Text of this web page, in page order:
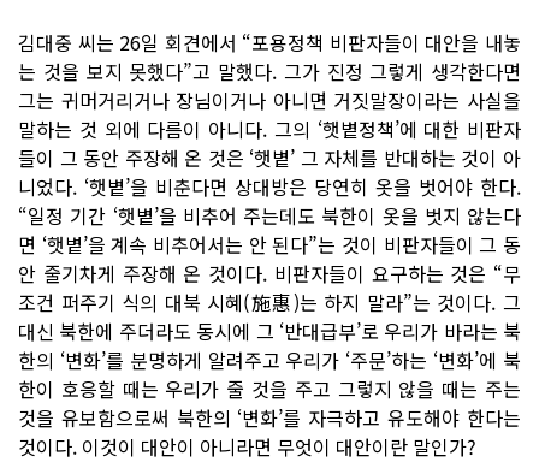
김대중 씨는 26일 회견에서 “포용정책 비판자들이 대안을 내놓
는 것을 보지 못했다”고 말했다. 그가 진정 그렇게 생각한다면
그는 귀머거리거나 장님이거나 아니면 거짓말장이라는 사실을
말하는 것 외에 다름이 아니다. 그의 ‘햇볕정책’에 대한 비판자
들이 그 동안 주장해 온 것은 ‘햇볕’ 그 자체를 반대하는 것이 아
니었다. ‘햇볕’을 비춘다면 상대방은 당연히 옷을 벗어야 한다.
“일정 기간 ‘햇볕’을 비추어 주는데도 북한이 옷을 벗지 않는다
면 ‘햇볕’을 계속 비추어서는 안 된다”는 것이 비판자들이 그 동
안 줄기차게 주장해 온 것이다. 비판자들이 요구하는 것은 “무
조건 퍼주기 식의 대북 시혜(施惠)는 하지 말라”는 것이다. 그
대신 북한에 주더라도 동시에 그 ‘반대급부’로 우리가 바라는 북
한의 ‘변화’를 분명하게 알려주고 우리가 ‘주문’하는 ‘변화’에 북
한이 호응할 때는 우리가 줄 것을 주고 그렇지 않을 때는 주는
것을 유보함으로써 북한의 ‘변화’를 자극하고 유도해야 한다는
것이다. 이것이 대안이 아니라면 무엇이 대안이란 말인가?